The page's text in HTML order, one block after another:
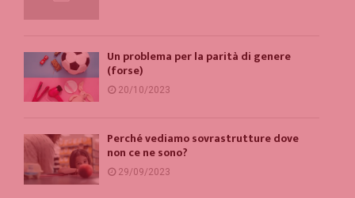
Un problema per la parità di genere
(forse)
20/10/2023
Perché vediamo sovrastrutture dove
non ce ne sono?
29/09/2023